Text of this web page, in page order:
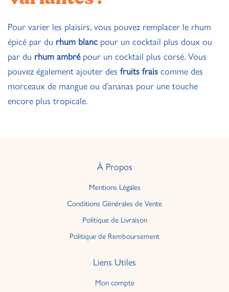
Pour varier les plaisirs, vous pouvez remplacer le rhum
épicé par du rhum blanc pour un cocktail plus doux ou
par du rhum ambrépour un cocktail plus corsé. Vous
pouvez également ajouter des fruits frais comme des
morceaux de mangue ou d’ananas pour une touche
encore plus tropicale.
À Propos
Mentions Légales
Conditions Générales de Vente
Politique de Livraison
Politique de Remboursement
Liens Utiles
Mon compte